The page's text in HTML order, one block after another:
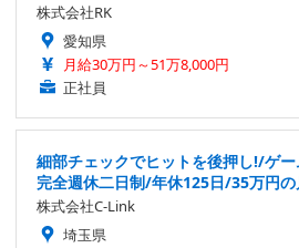
株式会社RK
愛知県
月給30万円～51万8,000円
正社員
細部チェックでヒットを後押し!/ゲ
完全週休二日制/年休125日/35万円
株式会社C-Link
埼玉県